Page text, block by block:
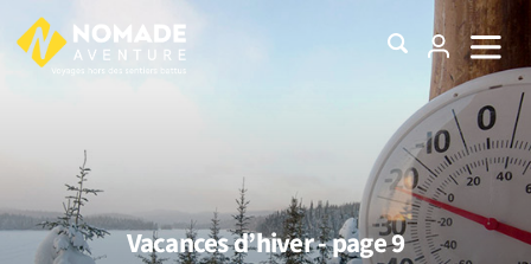
Vacances d’hiver - page 9